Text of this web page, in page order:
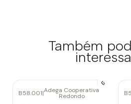
Também
B58.001|Adega Cooperativa
Redondo